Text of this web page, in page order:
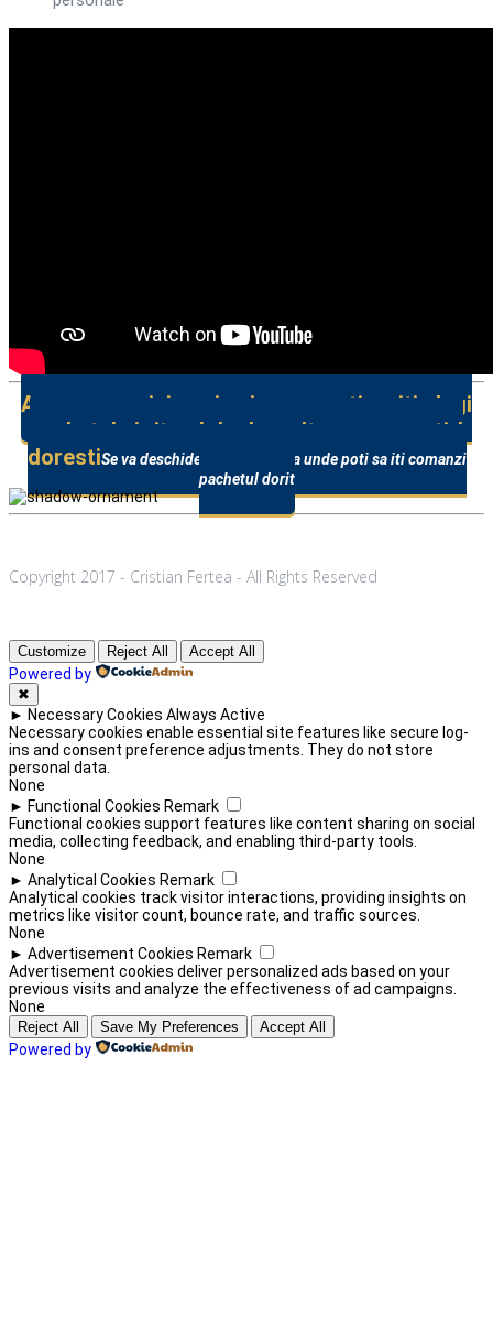
Programe de dezvoltare personala cu rezultate
Acceseaza aici pagina in care poti sa iti alegi
pachetul si ritmul de dezvoltare pe care ti-l
dorestiSe va deschide o noua pagina unde poti sa iti comanzi
pachetul dorit
Copyright 2017 - Cristian Fertea - All Rights Reserved
Customize Reject All Accept All
Powered by
✖
► Necessary Cookies Always Active
Necessary cookies enable essential site features like secure log-
ins and consent preference adjustments. They do not store
personal data.
None
► Functional Cookies Remark
Functional cookies support features like content sharing on social
media, collecting feedback, and enabling third-party tools.
None
► Analytical Cookies Remark
Analytical cookies track visitor interactions, providing insights on
metrics like visitor count, bounce rate, and traffic sources.
None
► Advertisement Cookies Remark
Advertisement cookies deliver personalized ads based on your
previous visits and analyze the effectiveness of ad campaigns.
None
Reject All Save My Preferences Accept All
Powered by